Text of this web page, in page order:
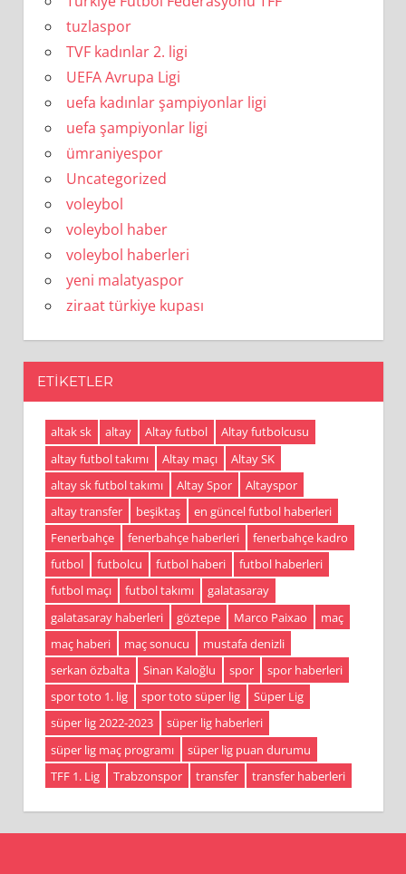
tuzlaspor
TVF kadınlar 2. ligi
UEFA Avrupa Ligi
uefa kadınlar şampiyonlar ligi
uefa şampiyonlar ligi
ümraniyespor
Uncategorized
voleybol
voleybol haber
voleybol haberleri
yeni malatyaspor
ziraat türkiye kupası
ETIKETLER
altak sk altay Altay futbol
Altay futbolcusu
altay futbol takımı
Altay maçı
Altay SK
altay sk futbol takımı
Altay Spor
Altayspor
altay transfer
beşiktaş
en güncel futbol haberleri
Fenerbahçe
fenerbahçe haberleri
fenerbahçe kadro
futbol
futbolcu futbol haberi
futbol haberleri
futbol maçı
futbol takımı
galatasaray
galatasaray haberleri
göztepe Marco Paixao
maç
maç haberi
maç sonucu
mustafa denizli
serkan özbalta
Sinan Kaloğlu spor
spor haberleri
spor toto 1. lig
spor toto süper lig
Süper Lig
süper lig 2022-2023
süper lig haberleri
süper lig maç programı
süper lig puan durumu
TFF 1. Lig
Trabzonspor transfer transfer haberleri